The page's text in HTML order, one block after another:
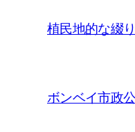
植民地的な綴
ボンベイ市政